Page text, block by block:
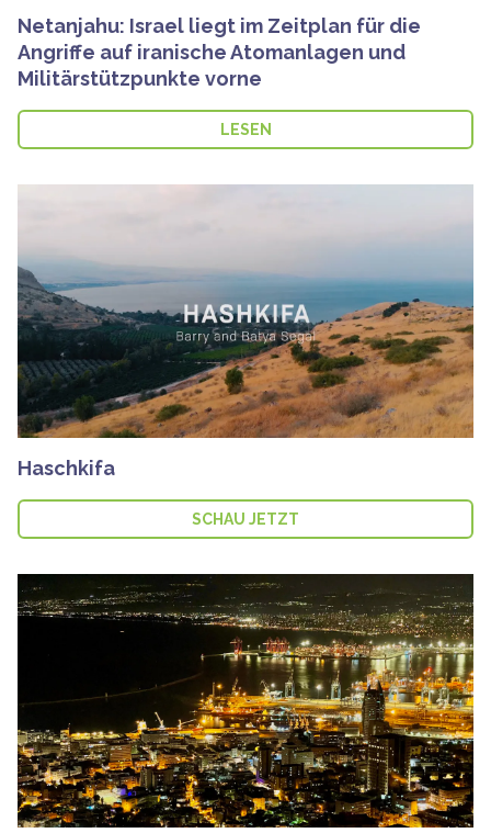
Netanjahu: Israel liegt im Zeitplan für die
Angriffe auf iranische Atomanlagen und
Militärstützpunkte vorne
LESEN
Haschkifa
SCHAU JETZT